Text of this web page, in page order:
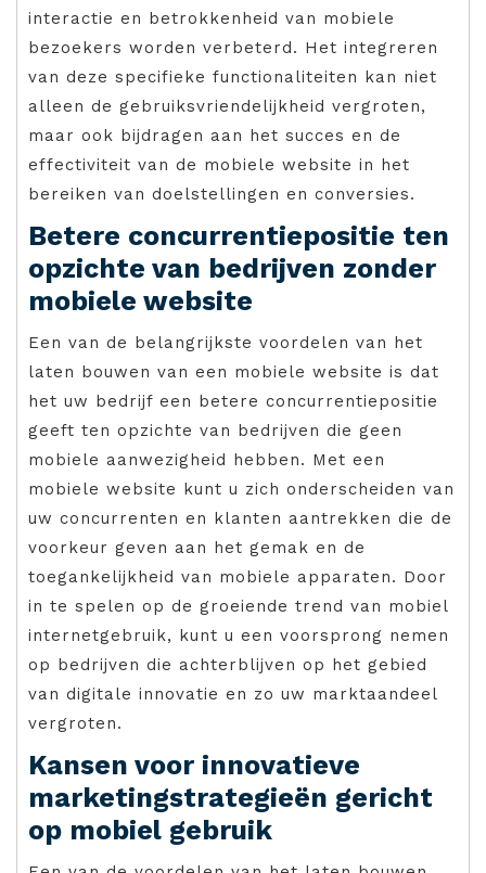
interactie en betrokkenheid van mobiele
bezoekers worden verbeterd. Het integreren
van deze specifieke functionaliteiten kan niet
alleen de gebruiksvriendelijkheid vergroten,
maar ook bijdragen aan het succes en de
effectiviteit van de mobiele website in het
bereiken van doelstellingen en conversies.
Betere concurrentiepositie ten
opzichte van bedrijven zonder
mobiele website
Een van de belangrijkste voordelen van het
laten bouwen van een mobiele website is dat
het uw bedrijf een betere concurrentiepositie
geeft ten opzichte van bedrijven die geen
mobiele aanwezigheid hebben. Met een
mobiele website kunt u zich onderscheiden van
uw concurrenten en klanten aantrekken die de
voorkeur geven aan het gemak en de
toegankelijkheid van mobiele apparaten. Door
in te spelen op de groeiende trend van mobiel
internetgebruik, kunt u een voorsprong nemen
op bedrijven die achterblijven op het gebied
van digitale innovatie en zo uw marktaandeel
vergroten.
Kansen voor innovatieve
marketingstrategieën gericht
op mobiel gebruik